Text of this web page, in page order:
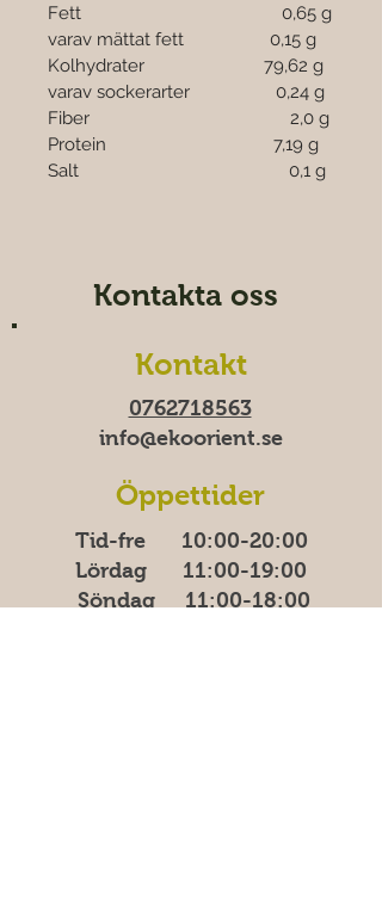
Fett                                          0,65 g
varav mättat fett                  0,15 g
Kolhydrater                         79,62 g
varav sockerarter                  0,24 g
Fiber                                          2,0 g
Protein                                   7,19 g
Salt                                            0,1 g
Kontakta oss
Kontakt
0762718563
info@ekoorient.se​​
Öppettider
Tid-fre 10:00-20​​​:00
Lördag 11:00-19:00
Söndag 11:00-18:00